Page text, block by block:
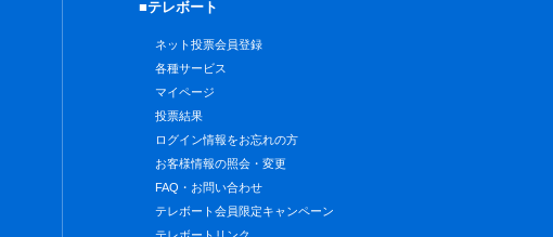
■テレボート
ネット投票会員登録
各種サービス
マイページ
投票結果
ログイン情報をお忘れの方
お客様情報の照会・変更
FAQ・お問い合わせ
テレボート会員限定キャンペーン